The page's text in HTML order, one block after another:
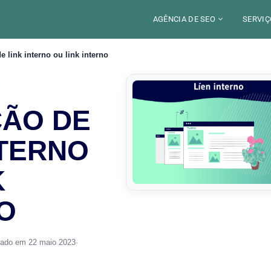
AGÊNCIA DE SEO
SETORES
LOCALIZAÇÃO
PARIS
LYON
TRABALHO
ALEXANDRE MAROTEL
link interno ou link interno
DE
em 22 maio 2023·